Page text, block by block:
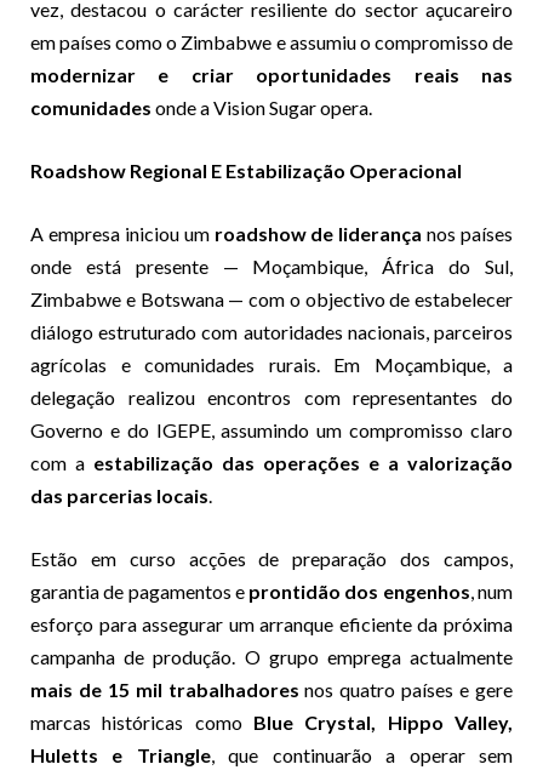
vez, destacou o carácter resiliente do sector açucareiro
em países como o Zimbabwe e assumiu o compromisso de
modernizar e criar oportunidades reais nas
comunidades onde a Vision Sugar opera.
Roadshow Regional E Estabilização Operacional
A empresa iniciou um roadshow de liderança nos países
onde está presente — Moçambique, África do Sul,
Zimbabwe e Botswana — com o objectivo de estabelecer
diálogo estruturado com autoridades nacionais, parceiros
agrícolas e comunidades rurais. Em Moçambique, a
delegação realizou encontros com representantes do
Governo e do IGEPE, assumindo um compromisso claro
com a estabilização das operações e a valorização
das parcerias locais.
Estão em curso acções de preparação dos campos,
garantia de pagamentos e prontidão dos engenhos, num
esforço para assegurar um arranque eficiente da próxima
campanha de produção. O grupo emprega actualmente
mais de 15 mil trabalhadores nos quatro países e gere
marcas históricas como Blue Crystal, Hippo Valley,
Huletts e Triangle, que continuarão a operar sem